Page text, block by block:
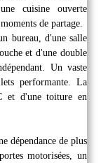
cuisine ouverte
de partage.
bureau, d'une salle
et d'une double
Un vaste
performante. La
et d'une toiture en
dépendance de plus
motorisées, un